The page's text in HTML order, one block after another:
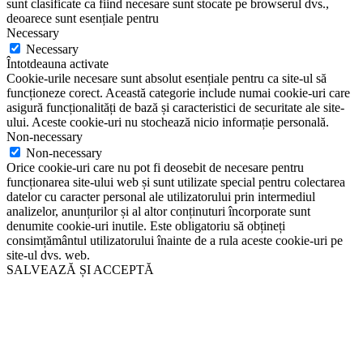
sunt clasificate ca fiind necesare sunt stocate pe browserul dvs.,
deoarece sunt esențiale pentru
Necessary
Necessary
Întotdeauna activate
Cookie-urile necesare sunt absolut esențiale pentru ca site-ul să
funcționeze corect. Această categorie include numai cookie-uri care
asigură funcționalități de bază și caracteristici de securitate ale site-
ului. Aceste cookie-uri nu stochează nicio informație personală.
Non-necessary
Non-necessary
Orice cookie-uri care nu pot fi deosebit de necesare pentru
funcționarea site-ului web și sunt utilizate special pentru colectarea
datelor cu caracter personal ale utilizatorului prin intermediul
analizelor, anunțurilor și al altor conținuturi încorporate sunt
denumite cookie-uri inutile. Este obligatoriu să obțineți
consimțământul utilizatorului înainte de a rula aceste cookie-uri pe
site-ul dvs. web.
SALVEAZĂ ȘI ACCEPTĂ